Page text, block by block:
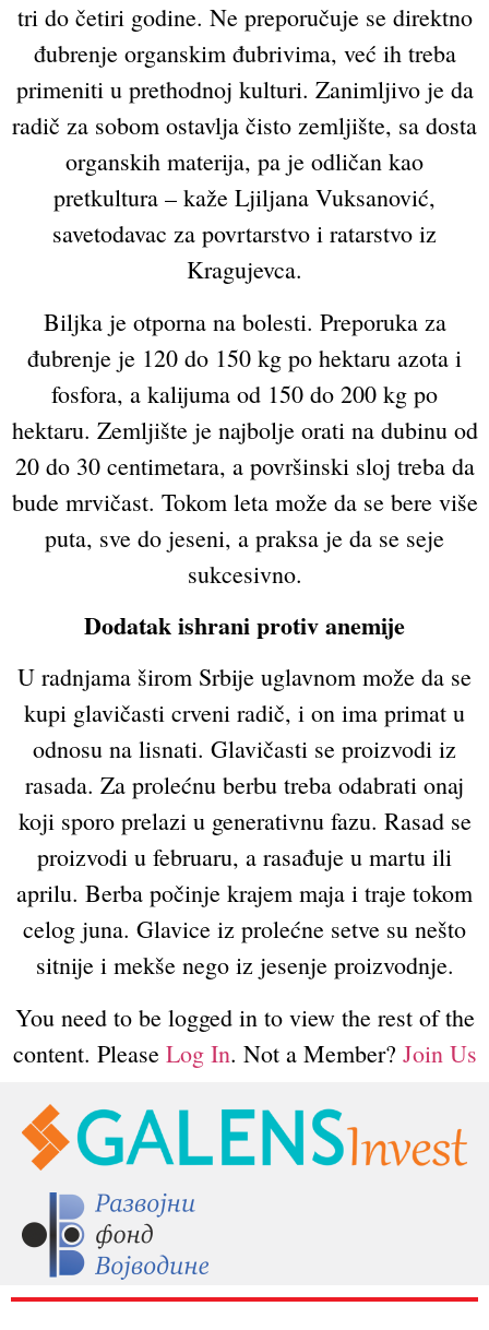
tri do četiri godine. Ne preporučuje se direktno
đubrenje organskim đubrivima, već ih treba
primeniti u prethodnoj kulturi. Zanimljivo je da
radič za sobom ostavlja čisto zemljište, sa dosta
organskih materija, pa je odličan kao
pretkultura – kaže Ljiljana Vuksanović,
savetodavac za povrtarstvo i ratarstvo iz
Kragujevca.
Biljka je otporna na bolesti. Preporuka za
đubrenje je 120 do 150 kg po hektaru azota i
fosfora, a kalijuma od 150 do 200 kg po
hektaru. Zemljište je najbolje orati na dubinu od
20 do 30 centimetara, a površinski sloj treba da
bude mrvičast. Tokom leta može da se bere više
puta, sve do jeseni, a praksa je da se seje
sukcesivno.
Dodatak ishrani protiv anemije
U radnjama širom Srbije uglavnom može da se
kupi glavičasti crveni radič, i on ima primat u
odnosu na lisnati. Glavičasti se proizvodi iz
rasada. Za prolećnu berbu treba odabrati onaj
koji sporo prelazi u generativnu fazu. Rasad se
proizvodi u februaru, a rasađuje u martu ili
aprilu. Berba počinje krajem maja i traje tokom
celog juna. Glavice iz prolećne setve su nešto
sitnije i mekše nego iz jesenje proizvodnje.
You need to be logged in to view the rest of the
content. Please Log In. Not a Member? Join Us
RAZNO